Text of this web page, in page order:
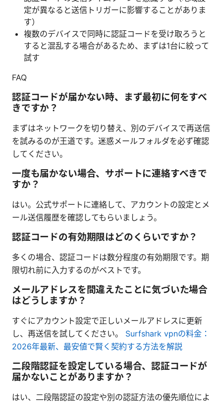
定が異なると送信トリガーに影響することがありま
す）
複数のデバイスで同時に認証コードを受け取ろうと
すると混乱する場合があるため、まずは1台に絞って
試す
FAQ
認証コードが届かない時、まず最初に何をすべ
きですか？
まずはネットワークを切り替え、別のデバイスで再送信
を試みるのが王道です。迷惑メールフォルダを必ず確認
してください。
一度も届かない場合、サポートに連絡すべきで
すか？
はい。公式サポートに連絡して、アカウントの設定とメ
ール送信履歴を確認してもらいましょう。
認証コードの有効期限はどのくらいですか？
多くの場合、認証コードは数分程度の有効期限です。期
限切れ前に入力するのがベストです。
メールアドレスを間違えたことに気づいた場合
はどうしますか？
すぐにアカウント設定で正しいメールアドレスに更新
し、再送信を試してください。 Surfshark vpnの料金：
2026年最新、最安値で賢く契約する方法を解説
二段階認証を設定している場合、認証コードが
届かないことがありますか？
はい、二段階認証の設定や別の認証方法の優先順位によ